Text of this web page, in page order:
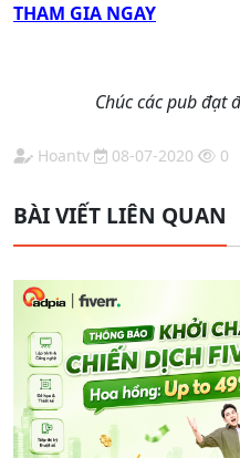
THAM GIA NGAY
Chúc các pub đạt
Hoantv 08-07-2020 0
BÀI VIẾT LIÊN QUAN